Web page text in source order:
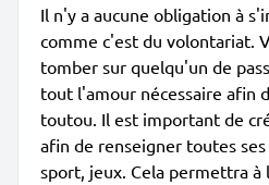
Il n'y a aucune obligation à
comme c'est du volontariat.
tomber sur quelqu'un de
tout l'amour nécessaire afin
toutou. Il est important de
afin de renseigner toutes
sport, jeux. Cela permettra